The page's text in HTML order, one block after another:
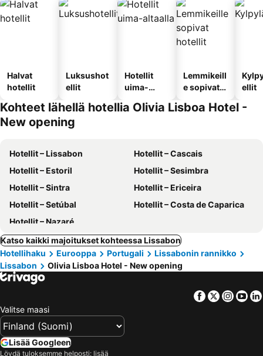
Halvat
hotellit
Luksushot
ellit
Hotellit
uima-
Lemmikeill
e sopivat
ellit
Kohteet lähellä hotellia Olivia Lisboa Hotel -
New opening
Hotellit – Lissabon
Hotellit – Cascais
Hotellit – Estoril
Hotellit – Sesimbra
Hotellit – Sintra
Hotellit – Ericeira
Hotellit – Setúbal
Hotellit – Costa de Caparica
Hotellit – Nazaré
Katso kaikki majoitukset kohteessa Lissabon
Hotellihaku
Eurooppa Portugali
Lissabonin rannikko
Lissabon
Olivia Lisboa Hotel - New opening
Facebook
Twitter
Valitse maasi
Lisää Googleen
Löydä tuloksemme helposti: lisää